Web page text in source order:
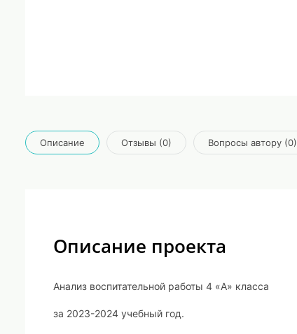
Описание Отзывы (0) Вопросы автору (0)
Описание проекта
Анализ воспитательной работы 4 «А» класса
за 2023-2024 учебный год.